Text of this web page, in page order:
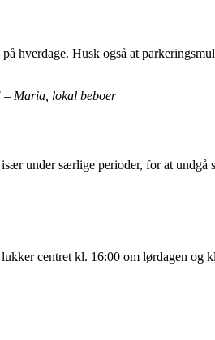
hverdage. Husk også at
– Maria, lokal beboer
under særlige perioder, for at undgå
centret kl. 16:00 om lørdagen og